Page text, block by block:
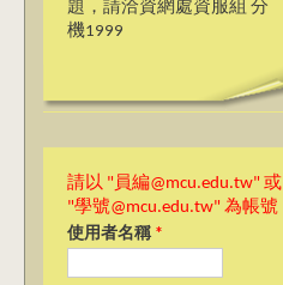
題，請洽資網處資服組 分
機1999
請以 "員編@mcu.edu.tw" 或
"學號@mcu.edu.tw" 為帳號
使用者名稱 *